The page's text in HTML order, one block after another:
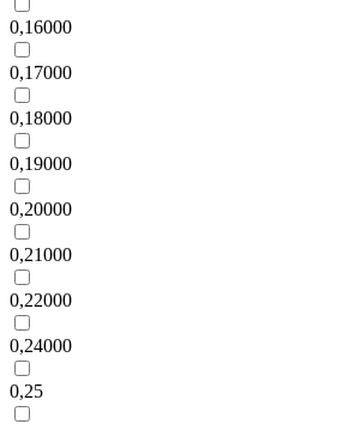
0,16000
0,17000
0,18000
0,19000
0,20000
0,21000
0,22000
0,24000
0,25